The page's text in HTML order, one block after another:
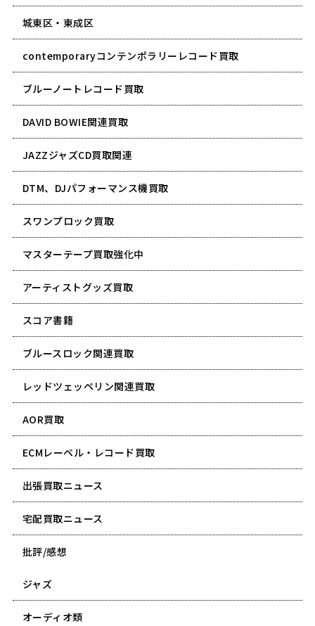
城東区・東成区
contemporaryコンテンポラリーレコード買取
ブルーノートレコード買取
DAVID BOWIE関連買取
JAZZジャズCD買取関連
DTM、DJパフォーマンス機買取
スワンプロック買取
マスターテープ買取強化中
アーティストグッズ買取
スコア書籍
ブルースロック関連買取
レッドツェッペリン関連買取
AOR買取
ECMレーベル・レコード買取
出張買取ニュース
宅配買取ニュース
批評/感想
ジャズ
オーディオ類